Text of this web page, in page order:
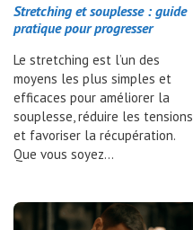
Stretching et souplesse : guide
pratique pour progresser
Le stretching est l’un des
moyens les plus simples et
efficaces pour améliorer la
souplesse, réduire les tensions
et favoriser la récupération.
Que vous soyez…